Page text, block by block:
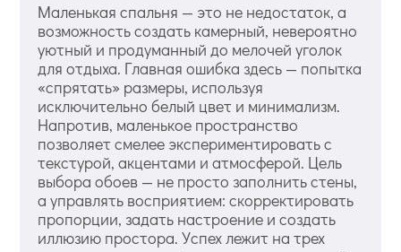
Маленькая спальня — это не недостаток, а
возможность создать камерный, невероятно
уютный и продуманный до мелочей уголок
для отдыха. Главная ошибка здесь — попытка
«спрятать» размеры, используя
исключительно белый цвет и минимализм.
Напротив, маленькое пространство
позволяет смелее экспериментировать с
текстурой, акцентами и атмосферой. Цель
выбора обоев — не просто заполнить стены,
а управлять восприятием: скорректировать
пропорции, задать настроение и создать
иллюзию простора. Успех лежит на трех